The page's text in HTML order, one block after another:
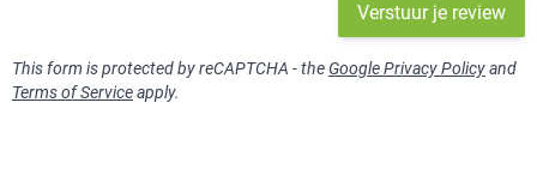
Verstuur je review
This form is protected by reCAPTCHA - the Google Privacy Policyand
Terms of Serviceapply.